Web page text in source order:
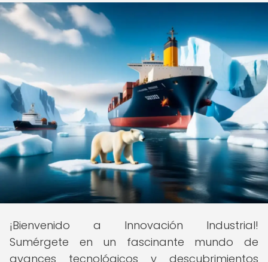
¡Bienvenido a Innovación Industrial!
Sumérgete en un fascinante mundo de
avances tecnológicos y descubrimientos